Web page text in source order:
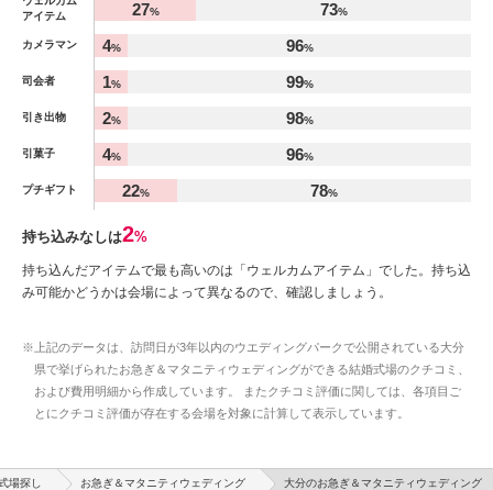
アイテム
27% 73%
カメラマン 4% 96%
司会者 1% 99%
引き出物 2% 98%
引菓子 4% 96%
プチギフト 22% 78%
持ち込みなしは2%
持ち込んだアイテムで最も高いのは「ウェルカムアイテム」でした。持ち込
み可能かどうかは会場によって異なるので、確認しましょう。
※上記のデータは、訪問日が3年以内のウエディングパークで公開されている大分
県で挙げられたお急ぎ＆マタニティウェディングができる結婚式場のクチコミ、
および費用明細から作成しています。 またクチコミ評価に関しては、各項目ご
とにクチコミ評価が存在する会場を対象に計算して表示しています。
場探し お急ぎ＆マタニティウェディング 大分のお急ぎ＆マタニティウェディング